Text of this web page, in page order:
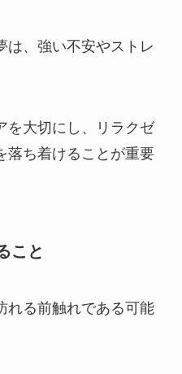
は、強い不安やストレ
を大切にし、リラクゼ
落ち着けることが重要
こと
れる前触れである可能